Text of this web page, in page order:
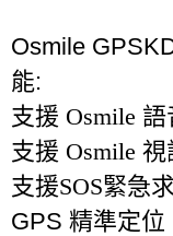
Osmile
能:
支援 Osmile
支援 Osmile
支援SOS緊急
GPS 精準定位